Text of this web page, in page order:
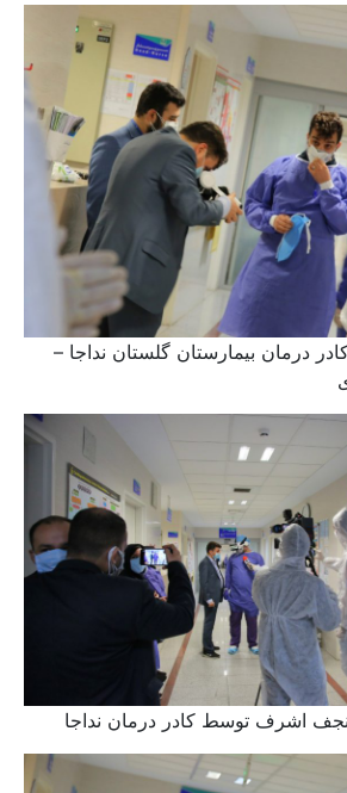
درمان بیمارستان گلستان نداجا –
اشرف توسط کادر درمان نداجا